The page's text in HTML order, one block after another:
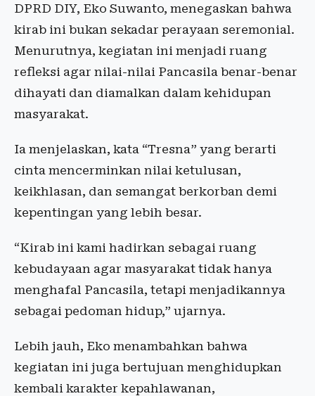
DPRD DIY, Eko Suwanto, menegaskan bahwa
kirab ini bukan sekadar perayaan seremonial.
Menurutnya, kegiatan ini menjadi ruang
refleksi agar nilai-nilai Pancasila benar-benar
dihayati dan diamalkan dalam kehidupan
masyarakat.
Ia menjelaskan, kata “Tresna” yang berarti
cinta mencerminkan nilai ketulusan,
keikhlasan, dan semangat berkorban demi
kepentingan yang lebih besar.
“Kirab ini kami hadirkan sebagai ruang
kebudayaan agar masyarakat tidak hanya
menghafal Pancasila, tetapi menjadikannya
sebagai pedoman hidup,” ujarnya.
Lebih jauh, Eko menambahkan bahwa
kegiatan ini juga bertujuan menghidupkan
kembali karakter kepahlawanan,